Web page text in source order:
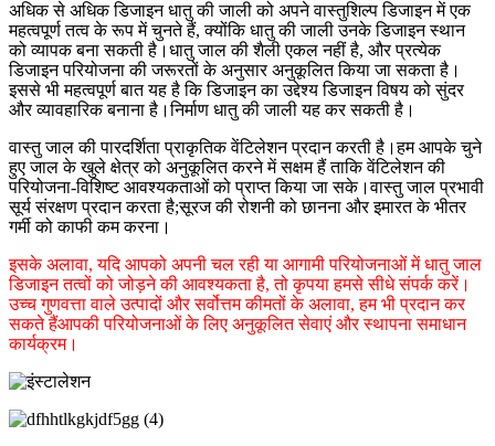
अधिक से अधिक डिजाइन धातु की जाली को अपने वास्तुशिल्प डिजाइन में एक
महत्वपूर्ण तत्व के रूप में चुनते हैं, क्योंकि धातु की जाली उनके डिजाइन स्थान
को व्यापक बना सकती है।धातु जाल की शैली एकल नहीं है, और प्रत्येक
डिजाइन परियोजना की जरूरतों के अनुसार अनुकूलित किया जा सकता है।
इससे भी महत्वपूर्ण बात यह है कि डिजाइन का उद्देश्य डिजाइन विषय को सुंदर
और व्यावहारिक बनाना है।निर्माण धातु की जाली यह कर सकती है।
वास्तु जाल की पारदर्शिता प्राकृतिक वेंटिलेशन प्रदान करती है।हम आपके चुने
हुए जाल के खुले क्षेत्र को अनुकूलित करने में सक्षम हैं ताकि वेंटिलेशन की
परियोजना-विशिष्ट आवश्यकताओं को प्राप्त किया जा सके।वास्तु जाल प्रभावी
सूर्य संरक्षण प्रदान करता है;सूरज की रोशनी को छानना और इमारत के भीतर
गर्मी को काफी कम करना।
इसके अलावा, यदि आपको अपनी चल रही या आगामी परियोजनाओं में धातु जाल
डिजाइन तत्वों को जोड़ने की आवश्यकता है, तो कृपया हमसे सीधे संपर्क करें।
उच्च गुणवत्ता वाले उत्पादों और सर्वोत्तम कीमतों के अलावा, हम भी प्रदान कर
सकते हैंआपकी परियोजनाओं के लिए अनुकूलित सेवाएं और स्थापना समाधान
कार्यक्रम।